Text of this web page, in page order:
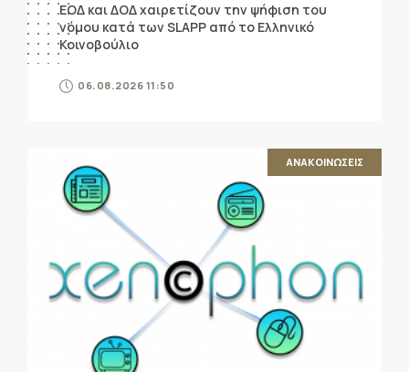
ΕΟΔ και ΔΟΔ χαιρετίζουν την ψήφιση του
νόμου κατά των SLAPP από το Ελληνικό
Κοινοβούλιο
06.08.2026 11:50
ΑΝΑΚΟΙΝΩΣΕΙΣ